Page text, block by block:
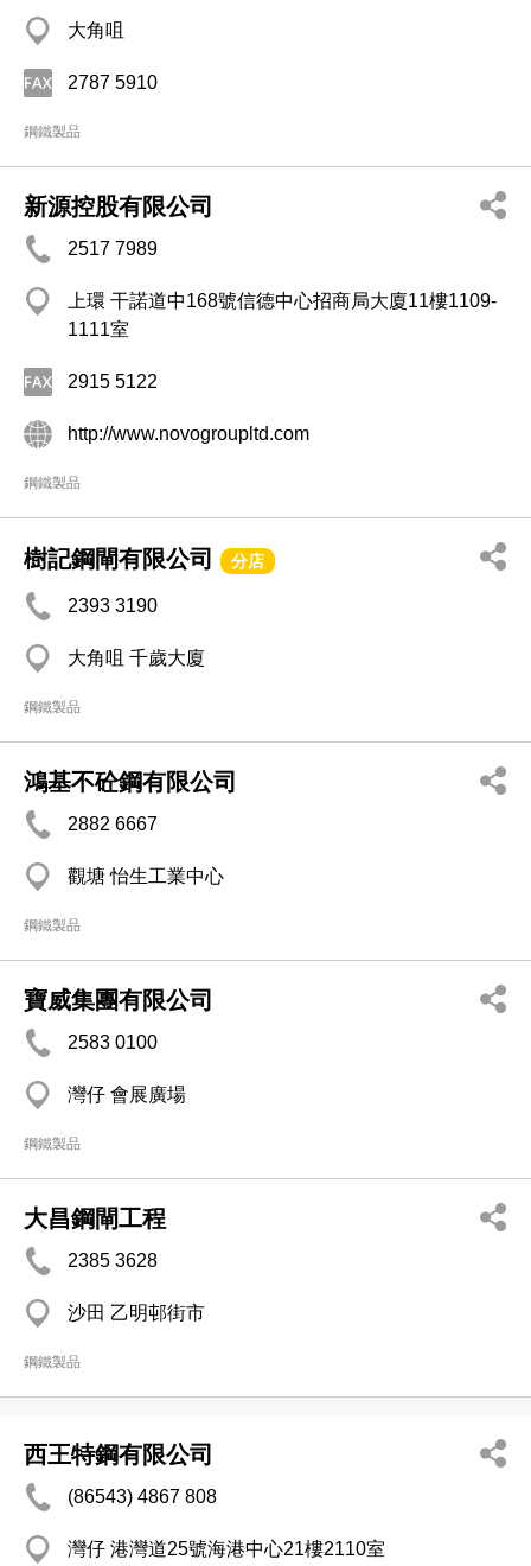
大角咀
2787 5910
鋼鐵製品
新源控股有限公司
2517 7989
上環 干諾道中168號信德中心招商局大廈11樓1109-
1111室
2915 5122
http://www.novogroupltd.com
鋼鐵製品
樹記鋼閘有限公司 分店
2393 3190
大角咀 千歲大廈
鋼鐵製品
鴻基不砼鋼有限公司
2882 6667
觀塘 怡生工業中心
鋼鐵製品
寶威集團有限公司
2583 0100
灣仔 會展廣場
鋼鐵製品
大昌鋼閘工程
2385 3628
沙田 乙明邨街市
鋼鐵製品
西王特鋼有限公司
(86543) 4867 808
灣仔 港灣道25號海港中心21樓2110室